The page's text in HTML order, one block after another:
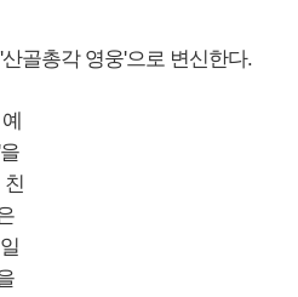
골총각 영웅'으로 변신한다.
친